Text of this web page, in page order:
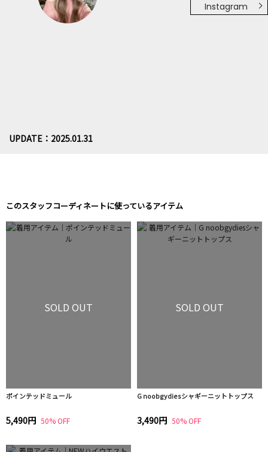
Instagram
UPDATE：2025.01.31
このスタッフコーディネートに使っているアイテム
SOLD OUT
ポインテッドミュール
5,490円 50% OFF
SOLD OUT
G noobgydiesシャギーニットトップス
3,490円 50% OFF